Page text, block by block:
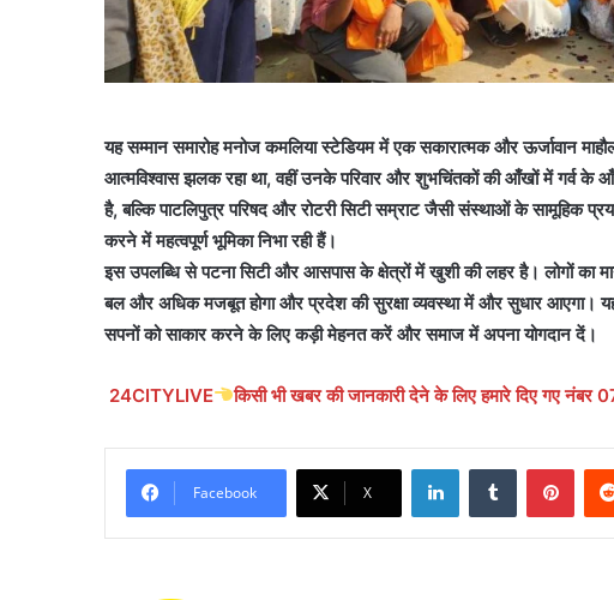
यह सम्मान समारोह मनोज कमलिया स्टेडियम में एक सकारात्मक और ऊर्जावान
आत्मविश्वास झलक रहा था, वहीं उनके परिवार और शुभचिंतकों की आँखों में गर्व
है, बल्कि पाटलिपुत्र परिषद और रोटरी सिटी सम्राट जैसी संस्थाओं के सामूहिक
करने में महत्वपूर्ण भूमिका निभा रही हैं।
इस उपलब्धि से पटना सिटी और आसपास के क्षेत्रों में खुशी की लहर है। लोगों का
बल और अधिक मजबूत होगा और प्रदेश की सुरक्षा व्यवस्था में और सुधार आएगा।
सपनों को साकार करने के लिए कड़ी मेहनत करें और समाज में अपना योगदान दें।
24CITYLIVE किसी भी खबर की जानकारी देने के लिए हमारे दिए गए
Facebook X
LinkedInTumblr